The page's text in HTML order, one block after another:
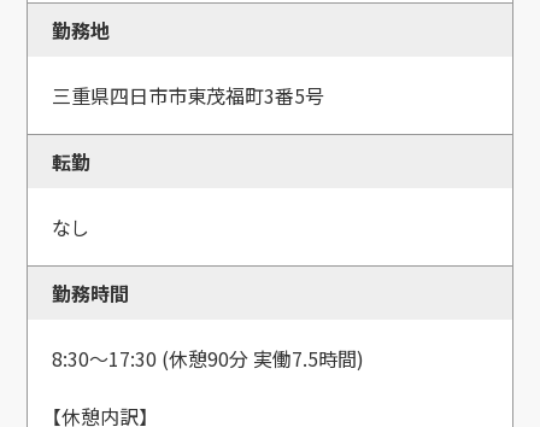
勤務地
三重県四日市市東茂福町3番5号
転勤
なし
勤務時間
8:30～17:30 (休憩90分 実働7.5時間)
【休憩内訳】